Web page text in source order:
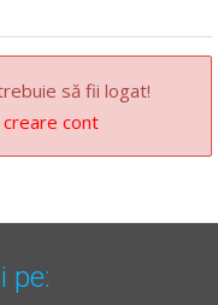
să fii logat!
cont
pe: